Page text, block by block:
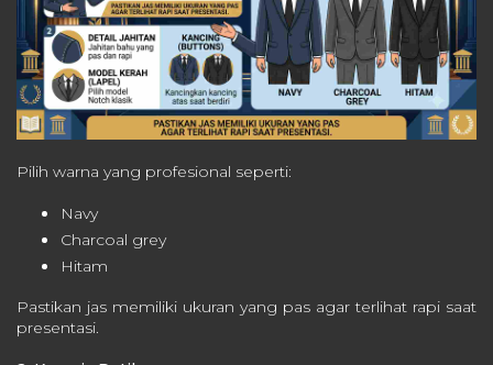
Pilih warna yang profesional seperti:
Navy
Charcoal grey
Hitam
Pastikan jas memiliki ukuran yang pas agar terlihat rapi saat
presentasi.